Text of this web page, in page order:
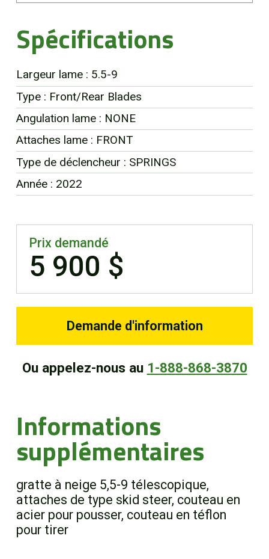
Spécifications
Largeur lame : 5.5-9
Type : Front/Rear Blades
Angulation lame : NONE
Attaches lame : FRONT
Type de déclencheur : SPRINGS
Année : 2022
Prix demandé
5 900 $
Demande d'information
Ou appelez-nous au 1-888-868-3870
Informations
supplémentaires
gratte à neige 5,5-9 télescopique,
attaches de type skid steer, couteau en
acier pour pousser, couteau en téflon
pour tirer